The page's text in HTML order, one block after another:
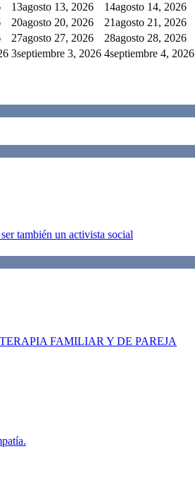
13agosto 13, 2026 14agosto 14, 2026
20agosto 20, 2026 21agosto 21, 2026
27agosto 27, 2026 28agosto 28, 2026
3septiembre 3, 2026 4septiembre 4, 2026
también un activista social
FAMILIAR Y DE PAREJA